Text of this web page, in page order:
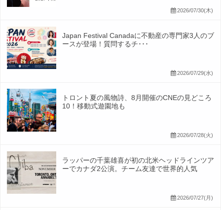
2026/07/30(木)
Japan Festival Canadaに不動産の専門家3人のブ
ースが登場！質問するチ･･･
2026/07/29(水)
トロント夏の風物詩、8月開催のCNEの見どころ
10！移動式遊園地も
2026/07/28(火)
ラッパーの千葉雄喜が初の北米ヘッドラインツア
ーでカナダ2公演。チーム友達で世界的人気
2026/07/27(月)